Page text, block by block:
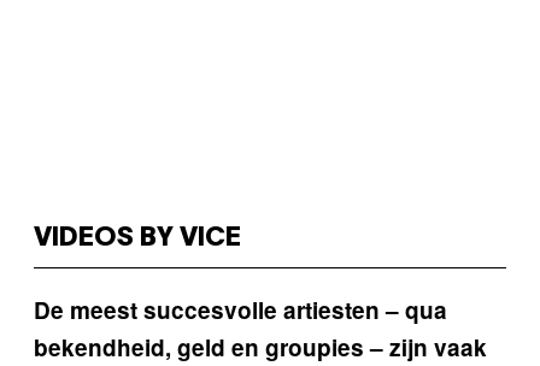
VIDEOS BY VICE
De meest succesvolle artiesten – qua
bekendheid, geld en groupies – zijn vaak